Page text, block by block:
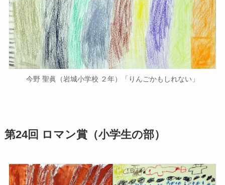
今野 聖眞（岩城小学校 ２年）「りんごかもしれない」
第24回 ロマン賞（小学生の部）